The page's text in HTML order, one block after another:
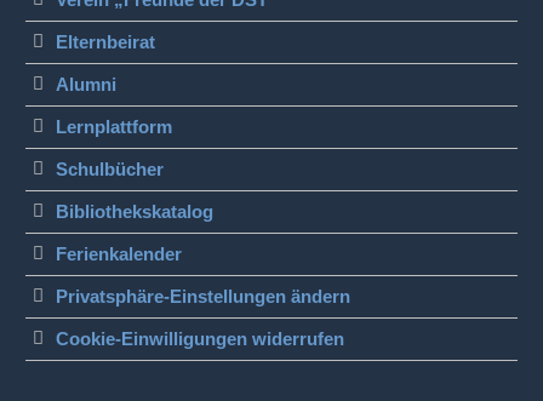
Elternbeirat
Alumni
Lernplattform
Schulbücher
Bibliothekskatalog
Ferienkalender
Privatsphäre-Einstellungen ändern
Cookie-Einwilligungen widerrufen